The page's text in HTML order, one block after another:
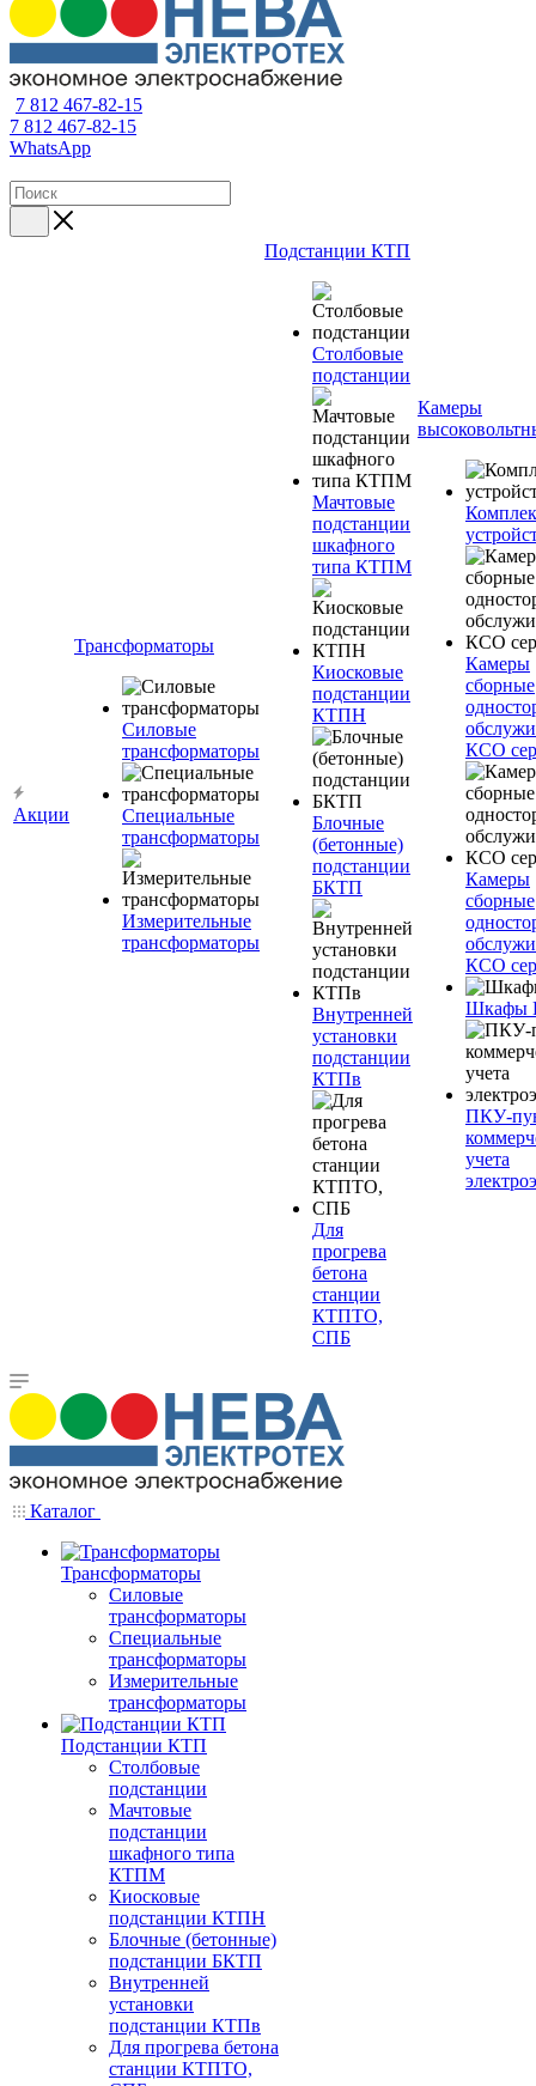
7 812 467-82-15
7 812 467-82-15
WhatsApp
Акции
Трансформаторы
Силовые
трансформаторы
Специальные
трансформаторы
Измерительные
трансформаторы
Подстанции КТП
Столбовые
подстанции
Мачтовые
подстанции
шкафного
типа КТПМ
Киосковые
подстанции
КТПН
Блочные
(бетонные)
подстанции
БКТП
Внутренней
установки
подстанции
КТПв
Для
прогрева
бетона
станции
КТПТО,
СПБ
Камеры
Камеры
сборные
КСО
Камеры
сборные
КСО
Шкафы
ПКУ-
учета
Каталог
Трансформаторы
Силовые
трансформаторы
Специальные
трансформаторы
Измерительные
трансформаторы
Подстанции КТП
Столбовые
подстанции
Мачтовые
подстанции
шкафного типа
КТПМ
Киосковые
подстанции КТПН
Блочные (бетонные)
подстанции БКТП
Внутренней
установки
подстанции КТПв
Для прогрева бетона
станции КТПТО,